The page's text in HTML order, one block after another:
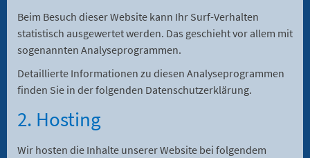
Beim Besuch dieser Website kann Ihr Surf-Verhalten
statistisch ausgewertet werden. Das geschieht vor allem mit
sogenannten Analyseprogrammen.
Detaillierte Informationen zu diesen Analyseprogrammen
finden Sie in der folgenden Datenschutzerklärung.
2. Hosting
Wir hosten die Inhalte unserer Website bei folgendem